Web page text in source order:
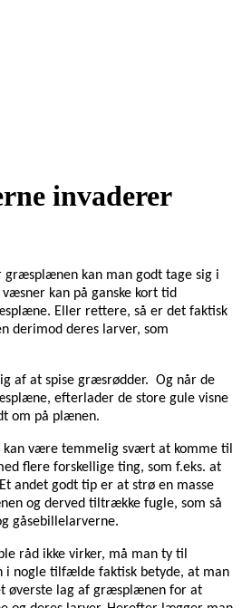
invaderer
græsplænen kan man godt tage sig i
kan på ganske kort tid
Eller rettere, så er det faktisk
derimod deres larver, som
af at spise græsrødder. Og når de
efterlader de store gule visne
om på plænen.
kan være temmelig svært at komme til
flere forskellige ting, som f.eks. at
andet godt tip er at strø en masse
og derved tiltrække fugle, som så
gåsebillelarverne.
råd ikke virker, må man ty til
i nogle tilfælde faktisk betyde, at man
øverste lag af græsplænen for at